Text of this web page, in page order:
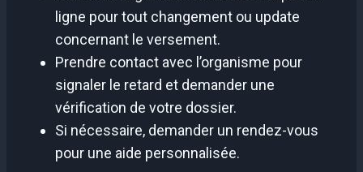
ligne pour tout changement ou update
concernant le versement.
Prendre contact avec l’organisme pour
signaler le retard et demander une
vérification de votre dossier.
Si nécessaire, demander un rendez-vous
pour une aide personnalisée.